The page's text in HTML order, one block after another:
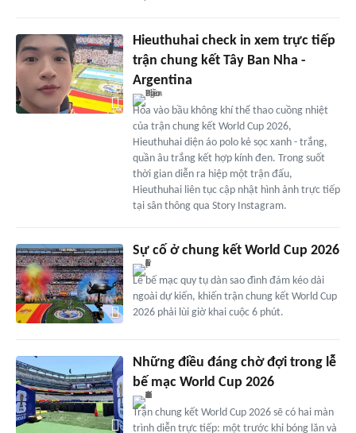
Hieuthuhai check in xem trực tiếp
trận chung kết Tây Ban Nha -
Argentina
Hòa vào bầu không khí thể thao cuồng nhiệt
của trận chung kết World Cup 2026,
Hieuthuhai diện áo polo kẻ sọc xanh - trắng,
quần âu trắng kết hợp kính đen. Trong suốt
thời gian diễn ra hiệp một trận đấu,
Hieuthuhai liên tục cập nhật hình ảnh trực tiếp
tại sân thông qua Story Instagram.
Sự cố ở chung kết World Cup 2026
Lễ bế mạc quy tụ dàn sao đình đám kéo dài
ngoài dự kiến, khiến trận chung kết World Cup
2026 phải lùi giờ khai cuộc 6 phút.
Những điều đáng chờ đợi trong lễ
bế mạc World Cup 2026
Trận chung kết World Cup 2026 sẽ có hai màn
trình diễn trực tiếp: một trước khi bóng lăn và